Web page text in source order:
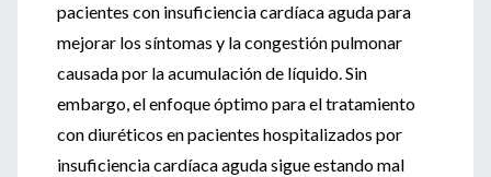
pacientes con insuficiencia cardíaca aguda para
mejorar los síntomas y la congestión pulmonar
causada por la acumulación de líquido. Sin
embargo, el enfoque óptimo para el tratamiento
con diuréticos en pacientes hospitalizados por
insuficiencia cardíaca aguda sigue estando mal